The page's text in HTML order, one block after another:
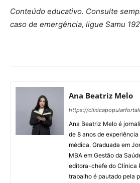
Conteúdo educativo. Consulte
caso de emergência, ligue Samu
Ana Beatriz Melo
https://
Ana Beatriz Melo é
de 8 anos de
médica. Graduada em
MBA em Gestão da
editora-chefe do Clínica
trabalho é pautado pela